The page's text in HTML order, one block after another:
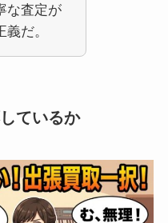
な査定が
だ。
ているか